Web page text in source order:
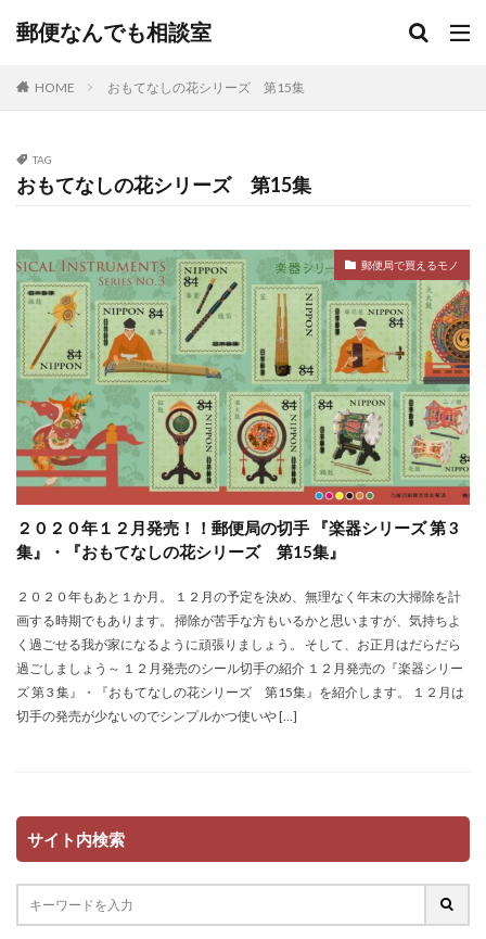
郵便なんでも相談室
HOME おもてなしの花シリーズ 第15集
TAG
おもてなしの花シリーズ 第15集
郵便局で買えるモノ
２０２０年１２月発売！！郵便局の切手 『楽器シリーズ 第 3
集』・『おもてなしの花シリーズ 第15集』
２０２０年もあと１か月。 １２月の予定を決め、無理なく年末の大掃除を計
画する時期でもあります。 掃除が苦手な方もいるかと思いますが、気持ちよ
く過ごせる我が家になるように頑張りましょう。 そして、お正月はだらだら
過ごしましょう～ １２月発売のシール切手の紹介 １２月発売の『楽器シリー
ズ 第 3 集』・『おもてなしの花シリーズ 第15集』を紹介します。 １２月は
切手の発売が少ないのでシンプルかつ使いや […]
サイト内検索